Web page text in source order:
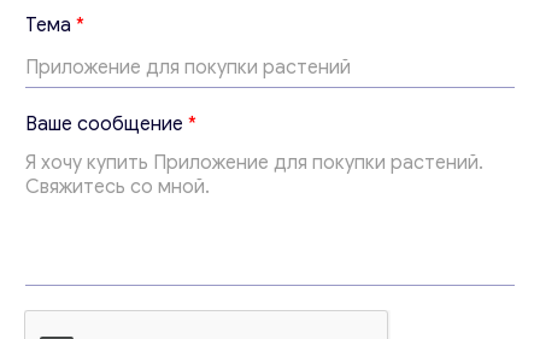
Ваши комментарии*
E
m
a
i
l
*
В
а
Тема *
Ваше сообщение *